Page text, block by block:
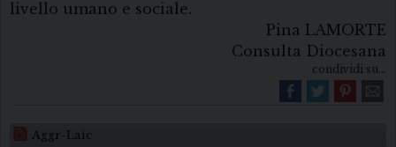
livello umano e sociale.
Pina LAMORTE
Consulta Diocesana
condividi su...
Aggr-Laic